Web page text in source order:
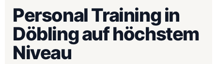
Personal Training in
Döbling auf höchstem
Niveau